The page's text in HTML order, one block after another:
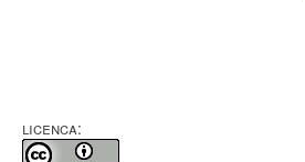
LICENCA: